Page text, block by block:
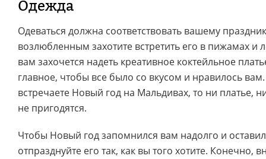
Одежда
Одеваться должна соответствовать вашему
возлюбленным захотите встретить его в пижамах и
вам захочется надеть креативное коктейльное
главное, чтобы все было со вкусом и нравилось
встречаете Новый год на Мальдивах, то ни платье,
не пригодятся.
Чтобы Новый год запомнился вам надолго и
отпразднуйте его так, как вы того хотите. Конечно,